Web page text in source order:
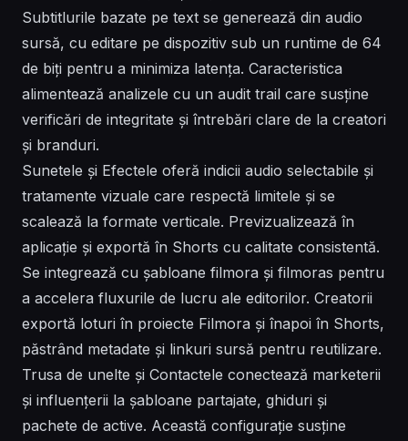
Subtitlurile bazate pe text se generează din audio
sursă, cu editare pe dispozitiv sub un runtime de 64
de biți pentru a minimiza latența. Caracteristica
alimentează analizele cu un audit trail care susține
verificări de integritate și întrebări clare de la creatori
și branduri.
Sunetele și Efectele oferă indicii audio selectabile și
tratamente vizuale care respectă limitele și se
scalează la formate verticale. Previzualizează în
aplicație și exportă în Shorts cu calitate consistentă.
Se integrează cu șabloane filmora și filmoras pentru
a accelera fluxurile de lucru ale editorilor. Creatorii
exportă loturi în proiecte Filmora și înapoi în Shorts,
păstrând metadate și linkuri sursă pentru reutilizare.
Trusa de unelte și Contactele conectează marketerii
și influențerii la șabloane partajate, ghiduri și
pachete de active. Această configurație susține